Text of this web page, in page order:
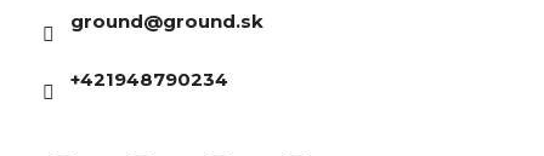
ground@ground.sk
+421948790234